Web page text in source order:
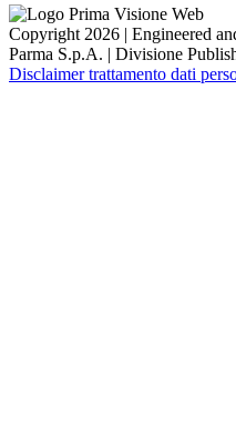
Copyright 2026 | Engineered
Parma S.p.A. | Divisione
Disclaimer trattamento dati